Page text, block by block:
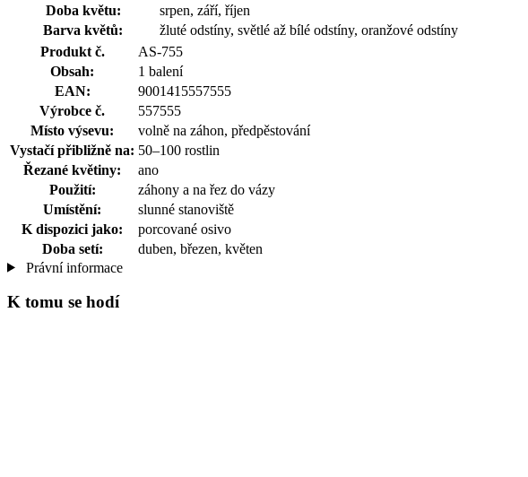
Doba květu:
srpen, září, říjen
Barva květů:
žluté odstíny, světlé až bílé odstíny, oranžové odstíny
Produkt č.
AS-755
Obsah:
1 balení
EAN:
9001415557555
Výrobce č.
557555
Místo výsevu:
volně na záhon, předpěstování
Vystačí přibližně na: 50–100 rostlin
Řezané květiny:
ano
Použití:
záhony a na řez do vázy
Umístění:
slunné stanoviště
K dispozici jako:
porcované osivo
Doba setí:
duben, březen, květen
Právní informace
K tomu se hodí